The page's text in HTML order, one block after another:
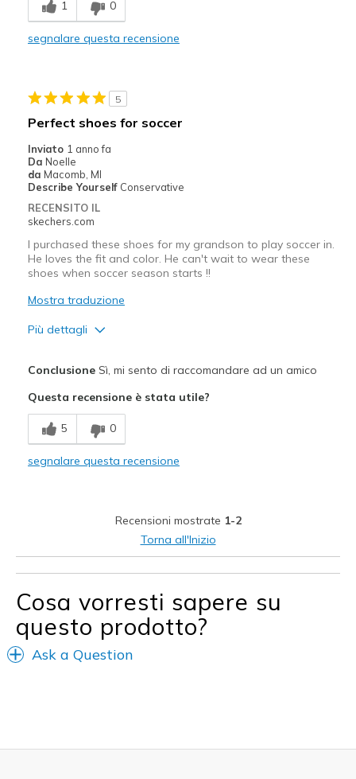
Width
Sizing
Feels true to size
1 0
segnalare questa recensione
5
Perfect shoes for soccer
Inviato 1 anno fa
Da Noelle
da Macomb, MI
Describe Yourself Conservative
RECENSITO IL
skechers.com
I purchased these shoes for my grandson to play soccer in.
He loves the fit and color. He can't wait to wear these
shoes when soccer season starts !!
Mostra traduzione
Più dettagli
Breathe Well
Comfortable
View On Shoes
Shoes are for Wearing
ConclusioneSì, mi sento di raccomandare ad un amico
Questa recensione è stata utile?
5 0
segnalare questa recensione
Recensioni mostrate 1-2
Torna all'Inizio
Cosa vorresti sapere su
questo prodotto?
Ask a Question